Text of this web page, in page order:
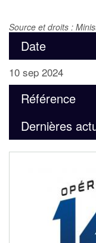
Source et droits :
Date
10 sep 2024
Référence
Dernières